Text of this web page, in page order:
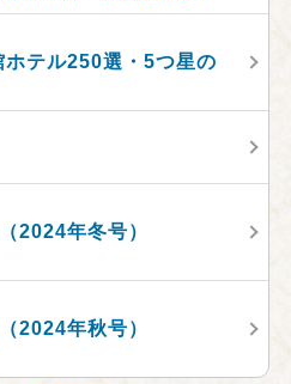
テル250選・5つ星の
挨拶
（2024年冬号）
（2024年秋号）